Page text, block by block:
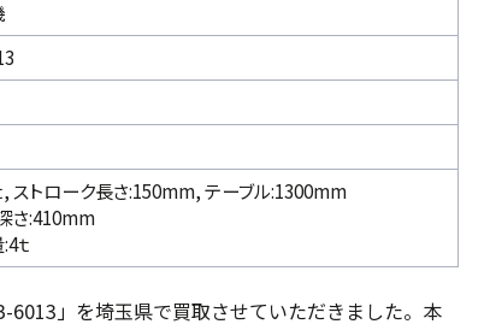
, ストローク長さ:150mm, テーブル:1300mm
さ:410mm
ｔ
6013」を埼玉県で買取させていただきました。本